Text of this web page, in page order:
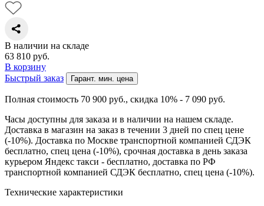
В наличии на складе
63 810 руб.
В корзину
Быстрый заказ
Гарант. мин. цена
Полная стоимость 70 900 руб., скидка 10% - 7 090 руб.
Часы доступны для заказа и в наличии на нашем складе.
Доставка в магазин на заказ в течении 3 дней по спец цене
(-10%). Доставка по Москве транспортной компанией СДЭК
бесплатно, спец цена (-10%), срочная доставка в день заказа
курьером Яндекс такси - бесплатно, доставка по РФ
транспортной компанией СДЭК бесплатно, спец цена (-10%).
Технические характеристики